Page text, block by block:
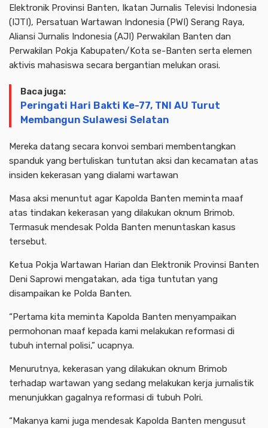
Elektronik Provinsi Banten, Ikatan Jurnalis Televisi Indonesia
(IJTI), Persatuan Wartawan Indonesia (PWI) Serang Raya,
Aliansi Jurnalis Indonesia (AJI) Perwakilan Banten dan
Perwakilan Pokja Kabupaten/Kota se-Banten serta elemen
aktivis mahasiswa secara bergantian melukan orasi.
Baca juga:
Peringati Hari Bakti Ke-77, TNI AU Turut
Membangun Sulawesi Selatan
Mereka datang secara konvoi sembari membentangkan
spanduk yang bertuliskan tuntutan aksi dan kecamatan atas
insiden kekerasan yang dialami wartawan
Masa aksi menuntut agar Kapolda Banten meminta maaf
atas tindakan kekerasan yang dilakukan oknum Brimob.
Termasuk mendesak Polda Banten menuntaskan kasus
tersebut.
Ketua Pokja Wartawan Harian dan Elektronik Provinsi Banten
Deni Saprowi mengatakan, ada tiga tuntutan yang
disampaikan ke Polda Banten.
“Pertama kita meminta Kapolda Banten menyampaikan
permohonan maaf kepada kami melakukan reformasi di
tubuh internal polisi,” ucapnya.
Menurutnya, kekerasan yang dilakukan oknum Brimob
terhadap wartawan yang sedang melakukan kerja jurnalistik
menunjukkan gagalnya reformasi di tubuh Polri.
“Makanya kami juga mendesak Kapolda Banten mengusut